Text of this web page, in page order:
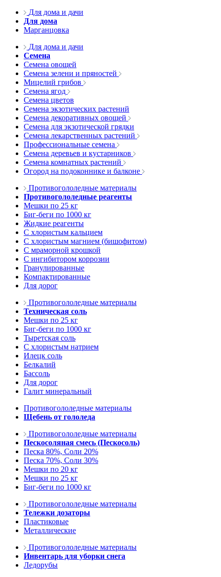
Для дома и дачи
Для дома
Марганцовка
Для дома и дачи
Семена
Семена овощей
Семена зелени и пряностей
Мицелий грибов
Семена ягод
Семена цветов
Семена экзотических растений
Семена декоративных овощей
Семена для экзотической грядки
Семена лекарственных растений
Профессиональные семена
Семена деревьев и кустарников
Семена комнатных растений
Огород на подоконнике и балконе
Противогололедные материалы
Противогололедные реагенты
Мешки по 25 кг
Биг-беги по 1000 кг
Жидкие реагенты
С хлористым кальцием
С хлористым магнием (бишофитом)
С мраморной крошкой
С ингибитором коррозии
Гранулированные
Компактированные
Для дорог
Противогололедные материалы
Техническая соль
Мешки по 25 кг
Биг-беги по 1000 кг
Тыретская соль
С хлористым натрием
Илецк соль
Белкалий
Бассоль
Для дорог
Галит минеральный
Противогололедные материалы
Щебень от гололеда
Противогололедные материалы
Пескосоляная смесь (Пескосоль)
Песка 80%, Соли 20%
Песка 70%, Соли 30%
Мешки по 20 кг
Мешки по 25 кг
Биг-беги по 1000 кг
Противогололедные материалы
Тележки дозаторы
Пластиковые
Металлические
Противогололедные материалы
Инвентарь для уборки снега
Ледорубы